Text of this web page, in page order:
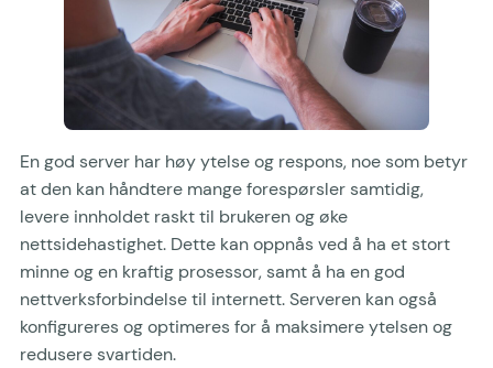
En god server har høy ytelse og respons, noe som betyr
at den kan håndtere mange forespørsler samtidig,
levere innholdet raskt til brukeren og øke
nettsidehastighet. Dette kan oppnås ved å ha et stort
minne og en kraftig prosessor, samt å ha en god
nettverksforbindelse til internett. Serveren kan også
konfigureres og optimeres for å maksimere ytelsen og
redusere svartiden.